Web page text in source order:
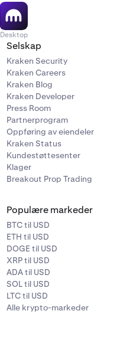
Desktop
Selskap
Kraken Security
Kraken Careers
Kraken Blog
Kraken Developer
Press Room
Partnerprogram
Oppføring av eiendeler
Kraken Status
Kundestøttesenter
Klager
Breakout Prop Trading
Populære markeder
BTC til USD
ETH til USD
DOGE til USD
XRP til USD
ADA til USD
SOL til USD
LTC til USD
Alle krypto-markeder